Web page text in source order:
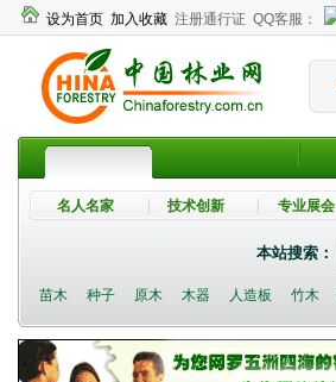
设为首页 加入收藏 注册通行证 QQ客服：
名人名家 技术创新 专业展会
本站搜索：
苗木 种子 原木 木器 人造板 竹木